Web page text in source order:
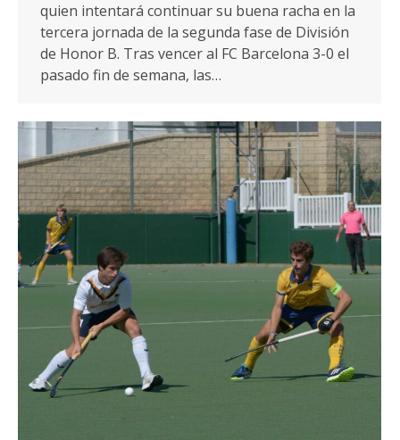
quien intentará continuar su buena racha en la
tercera jornada de la segunda fase de División
de Honor B. Tras vencer al FC Barcelona 3-0 el
pasado fin de semana, las…